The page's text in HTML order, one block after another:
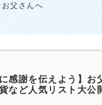
父さんへ
に感謝を伝えよう】
など人気リスト大公